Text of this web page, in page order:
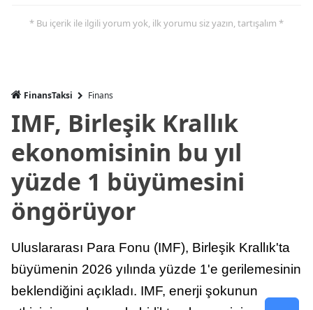
* Bu içerik ile ilgili yorum yok, ilk yorumu siz yazın, tartışalım *
FinansTaksi Finans
IMF, Birleşik Krallık
ekonomisinin bu yıl
yüzde 1 büyümesini
öngörüyor
Uluslararası Para Fonu (IMF), Birleşik Krallık'ta
büyümenin 2026 yılında yüzde 1'e gerilemesinin
beklendiğini açıkladı. IMF, enerji şokunun